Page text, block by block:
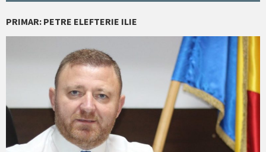
PRIMAR: PETRE ELEFTERIE ILIE